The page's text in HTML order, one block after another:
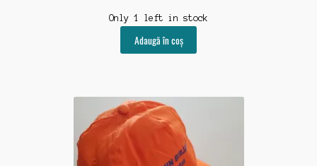
Only 1 left in stock
Adaugă în coș